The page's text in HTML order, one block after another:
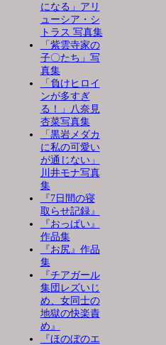
になる」アリ
ューシア・シ
トラス 写真集
「紫雲寺家の
子〇たち」写
真集
「負けヒロイ
ンが多すぎ
る！」八奈見
杏菜写真集
「黒岩メダカ
に私の可愛い
が通じない」
川井モナ写真
集
『7日間の寝
取らせ記録』
『おっぱい』
作品集
『お尻』作品
集
『チアガール
集団レズいじ
め、女同士の
地獄の快楽責
め』
『ほのぼのエ